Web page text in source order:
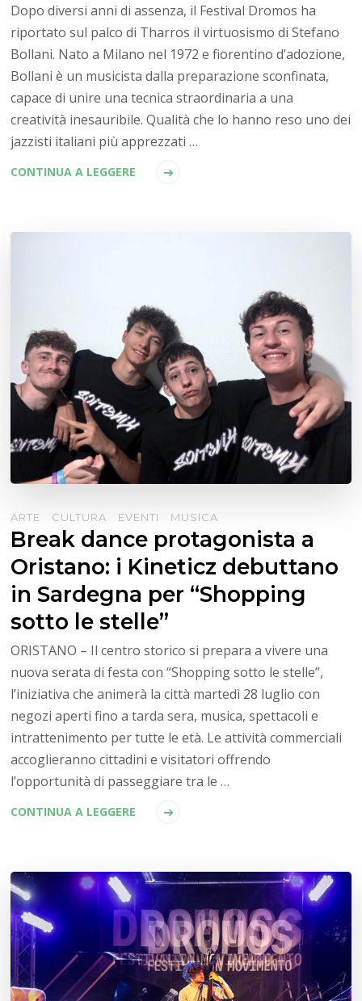
Dopo diversi anni di assenza, il Festival Dromos ha
riportato sul palco di Tharros il virtuosismo di Stefano
Bollani. Nato a Milano nel 1972 e fiorentino d’adozione,
Bollani è un musicista dalla preparazione sconfinata,
capace di unire una tecnica straordinaria a una
creatività inesauribile. Qualità che lo hanno reso uno dei
jazzisti italiani più apprezzati …
CONTINUA A LEGGERE
ARTE CULTURA EVENTI MUSICA
Break dance protagonista a
Oristano: i Kineticz debuttano
in Sardegna per “Shopping
sotto le stelle”
ORISTANO – Il centro storico si prepara a vivere una
nuova serata di festa con “Shopping sotto le stelle”,
l’iniziativa che animerà la città martedì 28 luglio con
negozi aperti fino a tarda sera, musica, spettacoli e
intrattenimento per tutte le età. Le attività commerciali
accoglieranno cittadini e visitatori offrendo
l’opportunità di passeggiare tra le …
CONTINUA A LEGGERE